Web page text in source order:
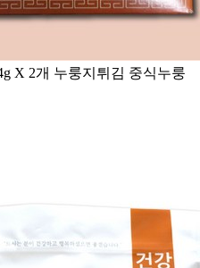
X 2개 누룽지튀김 중식누룽